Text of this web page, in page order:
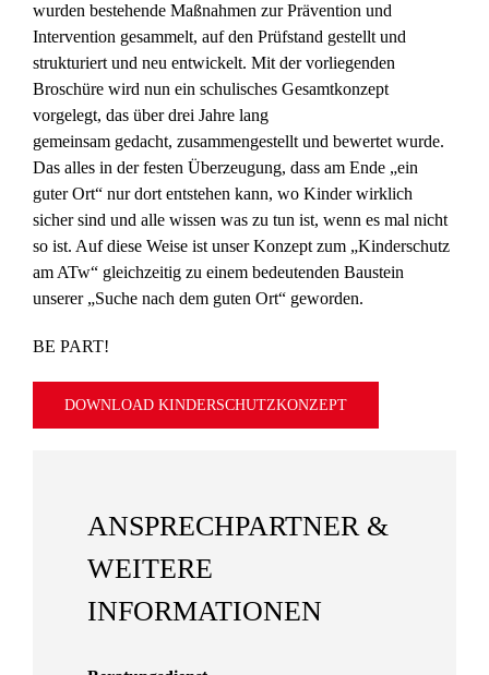
wurden bestehende Maßnahmen zur Prävention und
Intervention gesammelt, auf den Prüfstand gestellt und
strukturiert und neu entwickelt. Mit der vorliegenden
Broschüre wird nun ein schulisches Gesamtkonzept
vorgelegt, das über drei Jahre lang
gemeinsam gedacht, zusammengestellt und bewertet wurde.
Das alles in der festen Überzeugung, dass am Ende „ein
guter Ort“ nur dort entstehen kann, wo Kinder wirklich
sicher sind und alle wissen was zu tun ist, wenn es mal nicht
so ist. Auf diese Weise ist unser Konzept zum „Kinderschutz
am ATw“ gleichzeitig zu einem bedeutenden Baustein
unserer „Suche nach dem guten Ort“ geworden.
BE PART!
DOWNLOAD KINDERSCHUTZKONZEPT
ANSPRECHPARTNER &
WEITERE
INFORMATIONEN